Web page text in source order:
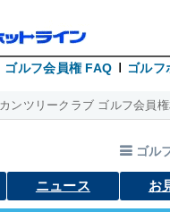
ゴルフ会員権 FAQ ゴルフ
ンツリークラブ ゴルフ会員
ゴル
ニュース お